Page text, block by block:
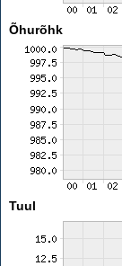
Õhurõhk
Tuul